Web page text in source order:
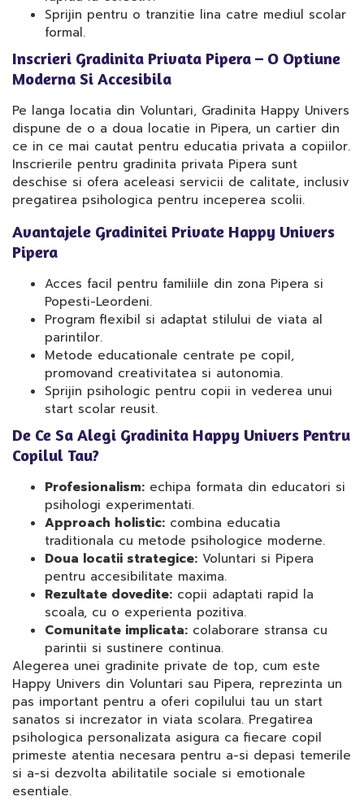
Sprijin pentru o tranzitie lina catre mediul scolar
formal.
Inscrieri Gradinita Privata Pipera – O Optiune
Moderna Si Accesibila
Pe langa locatia din Voluntari, Gradinita Happy Univers
dispune de o a doua locatie in Pipera, un cartier din
ce in ce mai cautat pentru educatia privata a copiilor.
Inscrierile pentru gradinita privata Pipera sunt
deschise si ofera aceleasi servicii de calitate, inclusiv
pregatirea psihologica pentru inceperea scolii.
Avantajele Gradinitei Private Happy Univers
Pipera
Acces facil pentru familiile din zona Pipera si
Popesti-Leordeni.
Program flexibil si adaptat stilului de viata al
parintilor.
Metode educationale centrate pe copil,
promovand creativitatea si autonomia.
Sprijin psihologic pentru copii in vederea unui
start scolar reusit.
De Ce Sa Alegi Gradinita Happy Univers Pentru
Copilul Tau?
Profesionalism: echipa formata din educatori si
psihologi experimentati.
Approach holistic: combina educatia
traditionala cu metode psihologice moderne.
Doua locatii strategice: Voluntari si Pipera
pentru accesibilitate maxima.
Rezultate dovedite: copii adaptati rapid la
scoala, cu o experienta pozitiva.
Comunitate implicata: colaborare stransa cu
parintii si sustinere continua.
Alegerea unei gradinite private de top, cum este
Happy Univers din Voluntari sau Pipera, reprezinta un
pas important pentru a oferi copilului tau un start
sanatos si increzator in viata scolara. Pregatirea
psihologica personalizata asigura ca fiecare copil
primeste atentia necesara pentru a-si depasi temerile
si a-si dezvolta abilitatile sociale si emotionale
esentiale.